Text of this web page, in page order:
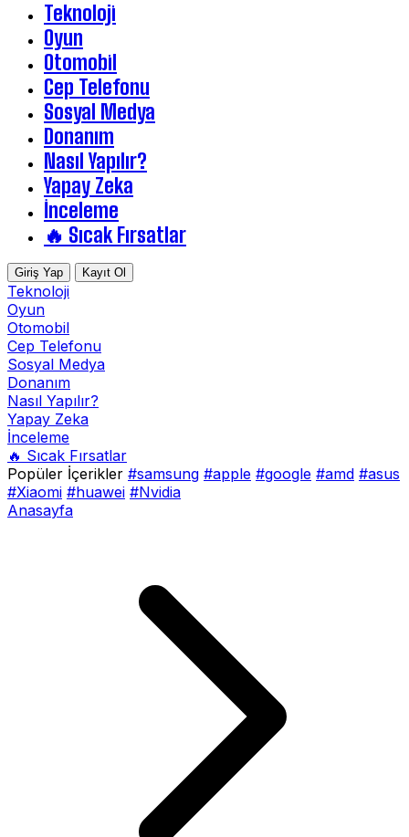
Teknoloji
Oyun
Otomobil
Cep Telefonu
Sosyal Medya
Donanım
Nasıl Yapılır?
Yapay Zeka
İnceleme
🔥 Sıcak Fırsatlar
Giriş Yap Kayıt Ol
Teknoloji
Oyun
Otomobil
Cep Telefonu
Sosyal Medya
Donanım
Nasıl Yapılır?
Yapay Zeka
İnceleme
🔥 Sıcak Fırsatlar
Popüler İçerikler #samsung #apple #google #amd #asus
#Xiaomi #huawei #Nvidia
Anasayfa